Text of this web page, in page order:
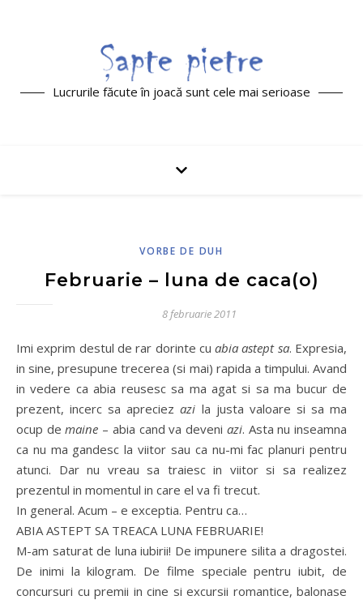
Lucrurile făcute în joacă sunt cele mai serioase
VORBE DE DUH
Februarie – luna de caca(o)
8 februarie 2011
Imi exprim destul de rar dorinte cuabia astept sa. Expresia,
in sine, presupune trecerea (si mai) rapida a timpului. Avand
in vedere ca abia reusesc sa ma agat si sa ma bucur de
prezent, incerc sa apreciezazi la justa valoare si sa ma
ocup demaine – abia cand va deveni azi. Asta nu inseamna
ca nu ma gandesc la viitor sau ca nu-mi fac planuri pentru
atunci. Dar nu vreau sa traiesc in viitor si sa realizez
prezentul in momentul in care el va fi trecut.
In general. Acum – e exceptia. Pentru ca…
ABIA ASTEPT SA TREACA LUNA FEBRUARIE!
M-am saturat de luna iubirii! De impunere silita a dragostei.
De inimi la kilogram. De filme speciale pentru iubit, de
concursuri cu premii in cine si excursii romantice, balonase